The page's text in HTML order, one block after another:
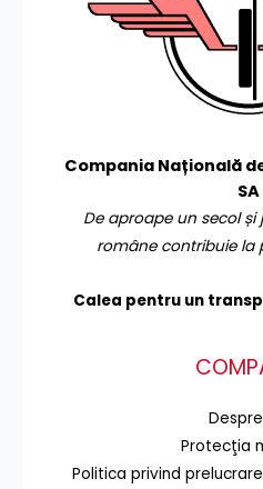
Compania Națională
SA
De aproape un secol
române contribuie la
Calea pentru un
Protecţia
Politica privind